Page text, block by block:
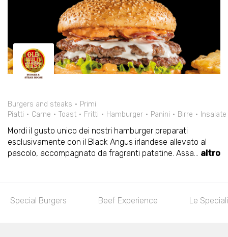
Burgers and steaks
Primi
Piatti
Carne Toast Fritti Hamburger Panini Birre Insalate
Mordi il gusto unico dei nostri hamburger preparati
esclusivamente con il Black Angus irlandese allevato al
pascolo, accompagnato da fragranti patatine. Assa... altro
Special Burgers Beef Experience Le